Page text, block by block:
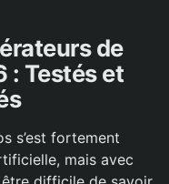
de
: Testés et
s’est fortement
mais avec